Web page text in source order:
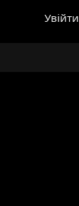
Увійти